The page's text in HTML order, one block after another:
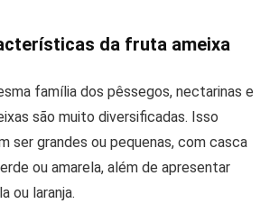
da fruta ameixa
família dos pêssegos, nectarinas e
são muito diversificadas. Isso
ser grandes ou pequenas, com casca
ou amarela, além de apresentar
ou laranja.